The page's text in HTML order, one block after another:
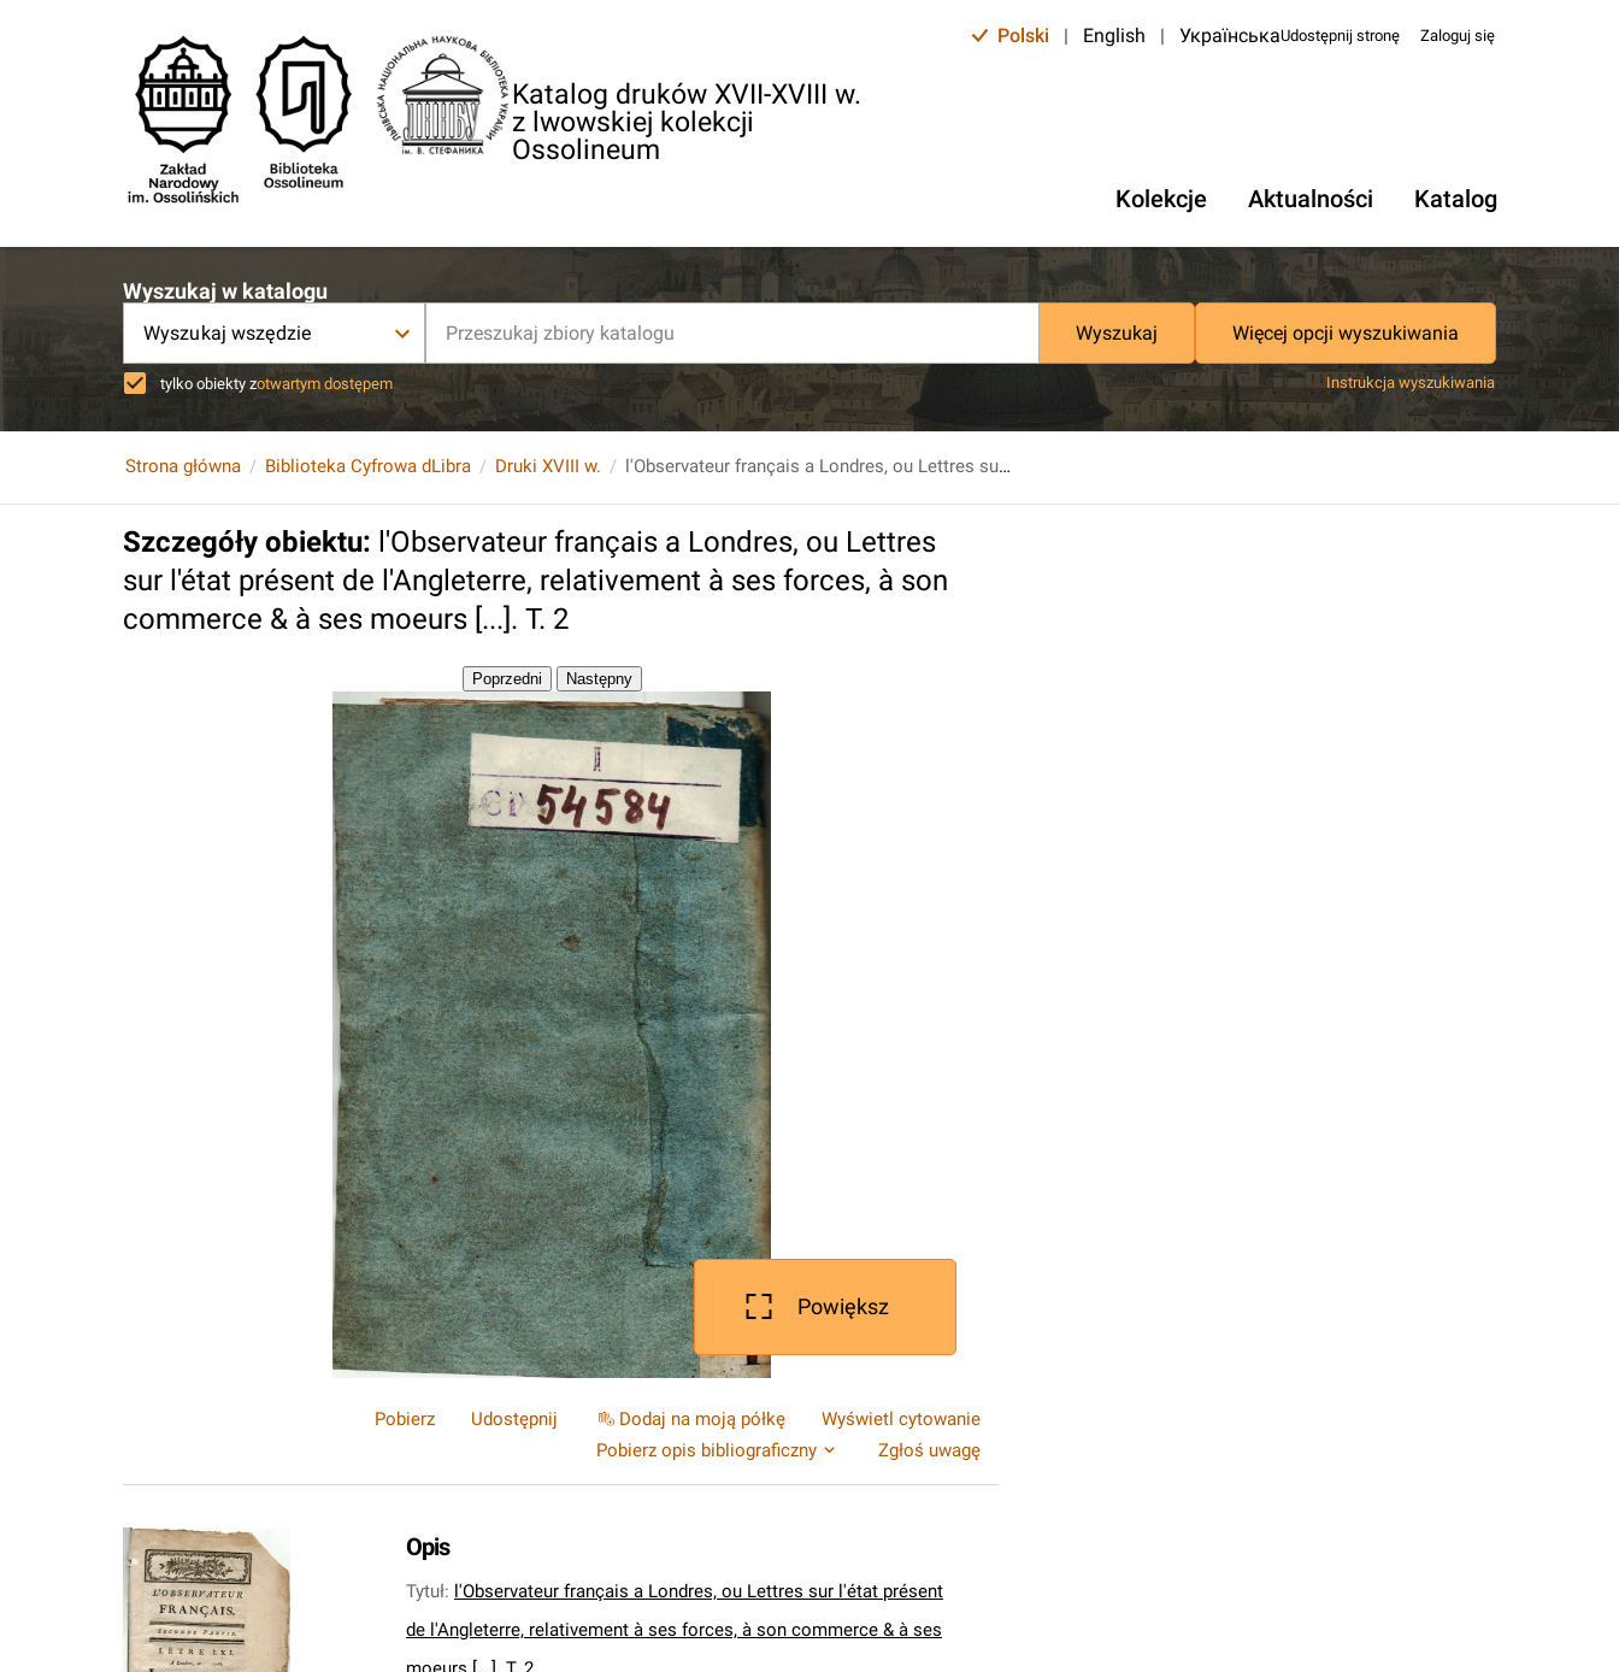
Katalog druków XVII-XVIII w.
z lwowskiej kolekcji
Ossolineum
Polski | English | УкраїнськаUdostępnij stronę Zaloguj się
Kolekcje Aktualności Katalog
Wyszukaj w katalogu
Wyszukaj wszędzie Wyszukaj Więcej opcji wyszukiwania
tylko obiekty zotwartym dostępem Instrukcja wyszukiwania
Strona główna Biblioteka Cyfrowa dLibra Druki XVIII w. l'Observateur français a Londres, ou Lettres sur l'état présent de l'Angleterre, relativement à ses forces, à son commerce & à ses moeurs [...]. T. 2
Szczegóły obiektu: l'Observateur français a Londres, ou Lettres
sur l'état présent de l'Angleterre, relativement à ses forces, à son
commerce & à ses moeurs [...]. T. 2
Powiększ
Pobierz Udostępnij Dodaj na moją półkę
Wyświetl cytowanie
Pobierz opis bibliograficzny
Zgłoś uwagę
Opis
Tytuł: l'Observateur français a Londres, ou Lettres sur l'état présent
de l'Angleterre, relativement à ses forces, à son commerce & à ses